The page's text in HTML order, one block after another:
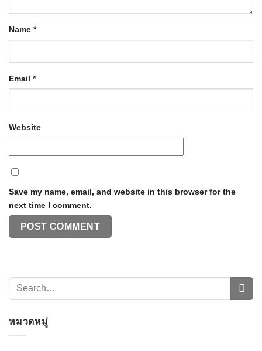
Name *
Email *
Website
Save my name, email, and website in this browser for the
next time I comment.
หมวดหมู่